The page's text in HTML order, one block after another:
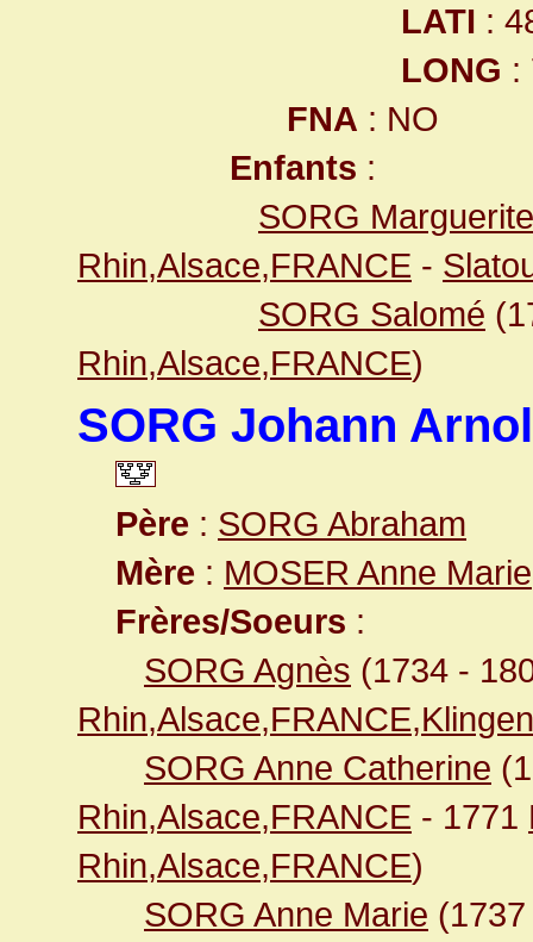
LATI :
LONG :
FNA : NO
Enfants :
SORG
Rhin,Alsace,FRANCE -
SORG Salomé
Rhin,Alsace,FRANCE)
SORG Johann
Père : SORG Abraham
Mère : MOSER Anne Marie
Frères/Soeurs :
SORG Agnès (1734 -
SORG Anne Catherine
Rhin,Alsace,FRANCE - 1771
Rhin,Alsace,FRANCE)
SORG Anne Marie